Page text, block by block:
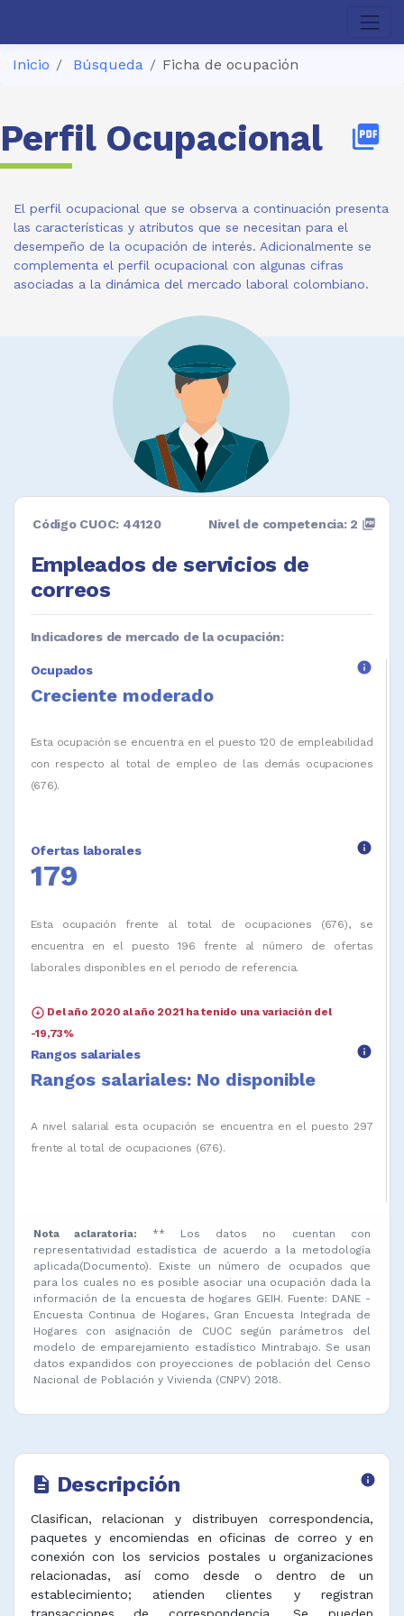
Inicio Búsqueda Ficha de ocupación
Perfil Ocupacional picture_as_pdf
El perfil ocupacional que se observa a continuación presenta
las características y atributos que se necesitan para el
desempeño de la ocupación de interés. Adicionalmente se
complementa el perfil ocupacional con algunas cifras
asociadas a la dinámica del mercado laboral colombiano.
Código CUOC: 44120
Empleados de servicios de
correos
Nivel de competencia: 2 picture_as_pdf
Indicadores de mercado de la ocupación:
Ocupados info
Creciente moderado
Esta ocupación se encuentra en el puesto 120 de empleabilidad
con respecto al total de empleo de las demás ocupaciones
(676).
Ofertas laborales info
179
Esta ocupación frente al total de ocupaciones (676), se
encuentra en el puesto 196 frente al número de ofertas
laborales disponibles en el periodo de referencia.
arrow_circle_down Del año 2020 al año 2021 ha tenido una variación del
-19,73%
Rangos salariales info
Rangos salariales: No disponible
A nivel salarial esta ocupación se encuentra en el puesto 297
frente al total de ocupaciones (676).
Nota aclaratoria:
** Los datos no cuentan con
representatividad estadística de acuerdo a la metodología
aplicada(Documento). Existe un número de ocupados que
para los cuales no es posible asociar una ocupación dada la
información de la encuesta de hogares GEIH. Fuente: DANE -
Encuesta Continua de Hogares, Gran Encuesta Integrada de
Hogares con asignación de CUOC según parámetros del
modelo de emparejamiento estadístico Mintrabajo. Se usan
datos expandidos con proyecciones de población del Censo
Nacional de Población y Vivienda (CNPV) 2018.
description Descripción info
Clasifican, relacionan y distribuyen correspondencia,
paquetes y encomiendas en oficinas de correo y en
conexión con los servicios postales u organizaciones
relacionadas, así como desde o dentro de un
establecimiento; atienden clientes y registran
transacciones de correspondencia. Se pueden